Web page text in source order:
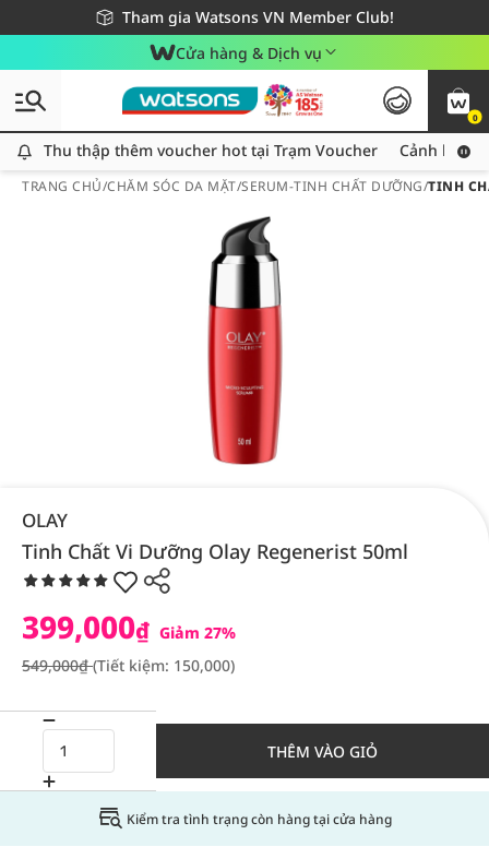
Tham gia Watsons VN Member Club!
Miễn phí giao hàng cho đơn hàng từ 249,000Đ
Giao hàng nhanh 24h - Áp dụng khu vực TP. Hồ Chí Minh
Cửa hàng & Dịch vụ
0
Thu thập thêm voucher hot tại Trạm Voucher
Thu thập thêm voucher hot tại Trạm Voucher Cảnh báo
TRANG CHỦ/CHĂM SÓC DA MẶT/SERUM-TINH CHẤT DƯỠNG/TINH
OLAY
Tinh Chất Vi Dưỡng Olay Regenerist 50ml
399,000₫ Giảm 27%
549,000₫(Tiết kiệm: 150,000)
THÊM VÀO GIỎ
Kiểm tra tình trạng còn hàng tại cửa hàng